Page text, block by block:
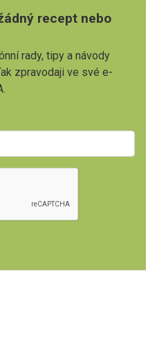
recept nebo
rady, tipy a návody
zpravodaji ve své e-